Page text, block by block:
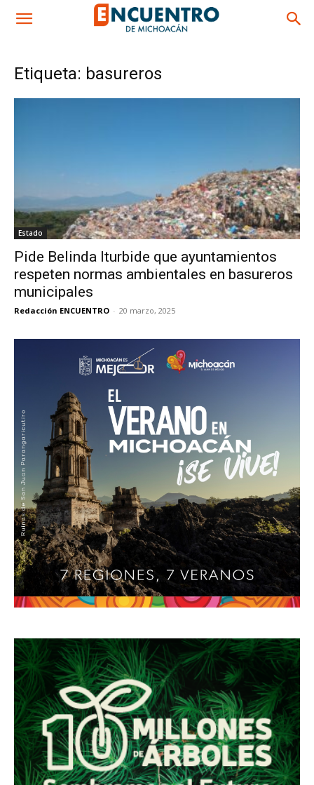
Etiqueta: basureros
Estado
Pide Belinda Iturbide que ayuntamientos
respeten normas ambientales en basureros
municipales
Redacción ENCUENTRO - 20 marzo, 2025